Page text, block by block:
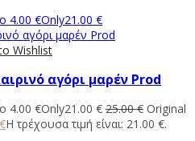
4.00 €Only21.00 €
Wishlist
αγόρι μαρέν Prod
4.00 €Only21.00 € 25.00€ Original
€Η τρέχουσα τιμή είναι: 21.00 €.